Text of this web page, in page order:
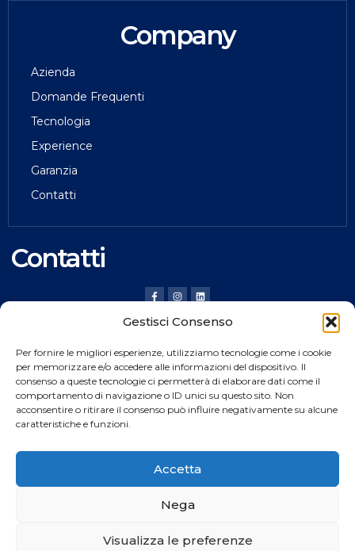
Gestisci Consenso
Per fornire le migliori esperienze, utilizziamo tecnologie come i cookie
per memorizzare e/o accedere alle informazioni del dispositivo. Il
consenso a queste tecnologie ci permetterà di elaborare dati come il
comportamento di navigazione o ID unici su questo sito. Non
acconsentire o ritirare il consenso può influire negativamente su alcune
caratteristiche e funzioni.
Accetta
Nega
Visualizza le preferenze
Company
Azienda
Domande Frequenti
Tecnologia
Experience
Garanzia
Contatti
Contatti
HILDING ANDERS ITALY SRL
Via Verona, 20 36020 Pove del Grappa (VI) Italy
Tel.+39 0424 8008
Fax +39 0424 800926
Catalogo Prodotti